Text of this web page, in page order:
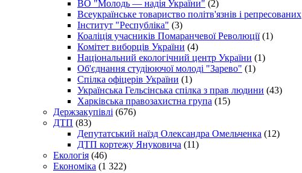
ВО "Молодь — надія України" (2)
Всеукраїнське товариство політв'язнів і репресованих
Інститут "Республіка" (3)
Коаліція учасників Помаранчевої Революції(1)
Комітет виборців України (4)
Національний екологічний центр України (1)
Об'єднання студіюючої молоді "Зарево" (1)
Спілка офіцерів України (1)
Українська Гельсінська спілка з прав людини (43)
Харківська правозахистна група (15)
Держзакупівлі (676)
ДТП (83)
Депутатський наїзд Олександра Омельченка (12)
ДТП кортежу Януковича (11)
Екологія (46)
Економіка (1 322)